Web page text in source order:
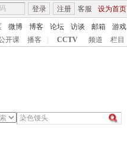
客服 设为首页
登录 注册
微博 博客 论坛 访谈 邮箱
游戏
开课 播客 CCTV 频道 栏目